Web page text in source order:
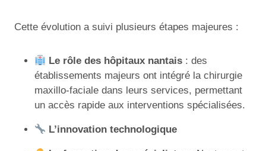
Cette évolution a suivi plusieurs étapes majeures :
Le rôle des hôpitaux nantais : des
établissements majeurs ont intégré la chirurgie
maxillo-faciale dans leurs services, permettant
un accès rapide aux interventions spécialisées.
L’innovation technologique